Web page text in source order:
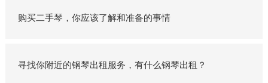
购买二手琴，你应该了解和准备的事情
寻找你附近的钢琴出租服务，有什么钢琴出租？